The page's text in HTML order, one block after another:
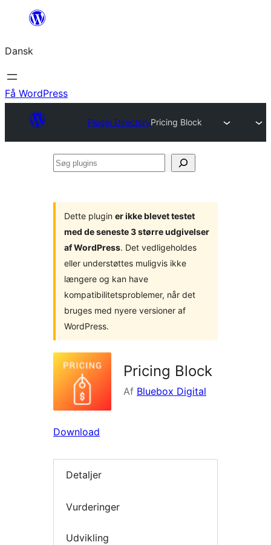
Spring
indhold
Dansk
Få WordPress
Plugin DirectoryPricing Block
Søg
Dette plugin er ikke blevet testet
med de seneste 3 større udgivelser
af WordPress. Det vedligeholdes
eller understøttes muligvis ikke
længere og kan have
kompatibilitetsproblemer, når det
bruges med nyere versioner af
WordPress.
Pricing Block
Af Bluebox Digital
Download
Detaljer
Vurderinger
Udvikling